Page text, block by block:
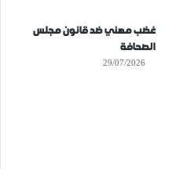
غضب مهني ضد قانون مجلس
الصحافة
29/07/2026